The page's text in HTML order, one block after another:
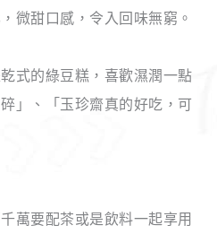
微甜口感，令入回味無窮。
式的綠豆糕，喜歡濕潤一點
」、「玉珍齋真的好吃，可
萬要配茶或是飲料一起享用